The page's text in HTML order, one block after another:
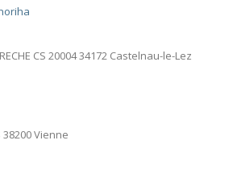
CS 20004 34172 Castelnau-le-Lez
38200 Vienne